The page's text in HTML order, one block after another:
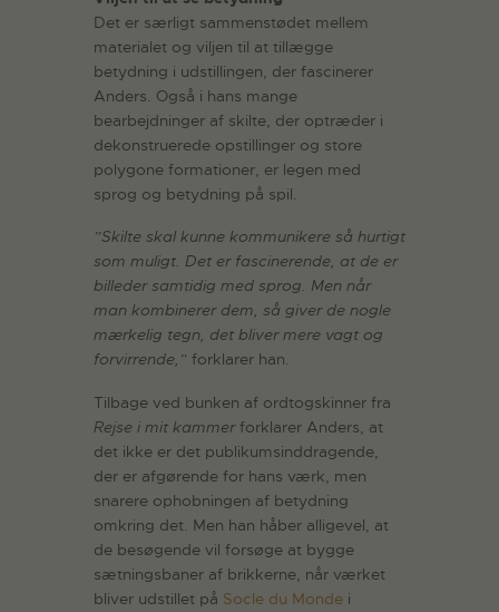
Det er særligt sammenstødet mellem
materialet og viljen til at tillægge
betydning i udstillingen, der fascinerer
Anders. Også i hans mange
bearbejdninger af skilte, der optræder i
dekonstruerede opstillinger og store
polygone formationer, er legen med
sprog og betydning på spil.
”Skilte skal kunne kommunikere så hurtigt
som muligt. Det er fascinerende, at de er
billeder samtidig med sprog. Men når
man kombinerer dem, så giver de nogle
mærkelig tegn, det bliver mere vagt og
forvirrende,” forklarer han.
Tilbage ved bunken af ordtogskinner fra
Rejse i mit kammerforklarer Anders, at
det ikke er det publikumsinddragende,
der er afgørende for hans værk, men
snarere ophobningen af betydning
omkring det. Men han håber alligevel, at
de besøgende vil forsøge at bygge
sætningsbaner af brikkerne, når værket
bliver udstillet på Socle du Monde i